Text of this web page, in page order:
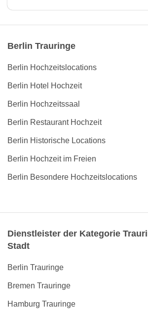
Berlin Trauringe
Berlin Hochzeitslocations
Berlin Hotel Hochzeit
Berlin Hochzeitssaal
Berlin Restaurant Hochzeit
Berlin Historische Locations
Berlin Hochzeit im Freien
Berlin Besondere Hochzeitslocations
Dienstleister der Kategorie
Stadt
Berlin Trauringe
Bremen Trauringe
Hamburg Trauringe